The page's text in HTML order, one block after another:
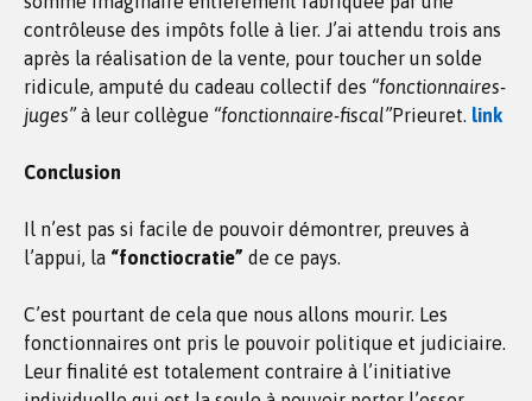
contrôleuse des impôts folle à lier. J’ai attendu trois ans
après la réalisation de la vente, pour toucher un solde
ridicule, amputé du cadeau collectif des “fonctionnaires-
juges”à leur collègue “fonctionnaire-fiscal”Prieuret. link
Conclusion
Il n’est pas si facile de pouvoir démontrer, preuves à
l’appui, la “fonctiocratie” de ce pays.
C’est pourtant de cela que nous allons mourir. Les
fonctionnaires ont pris le pouvoir politique et judiciaire.
Leur finalité est totalement contraire à l’initiative